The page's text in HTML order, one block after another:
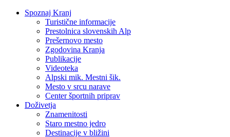
Spoznaj Kranj
Turistične informacije
Prestolnica slovenskih Alp
Prešernovo mesto
Zgodovina Kranja
Publikacije
Videoteka
Alpski mik. Mestni šik.
Mesto v srcu narave
Center športnih priprav
Doživetja
Znamenitosti
Staro mestno jedro
Destinacije v bližini